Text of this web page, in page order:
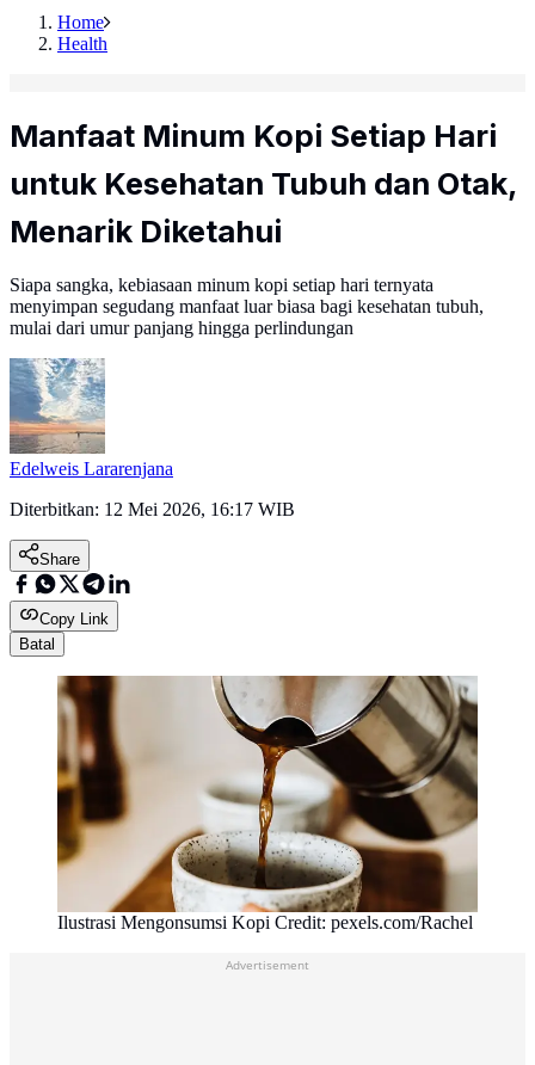
Home
Health
Manfaat Minum Kopi Setiap Hari
untuk Kesehatan Tubuh dan Otak,
Menarik Diketahui
Siapa sangka, kebiasaan minum kopi setiap hari ternyata
menyimpan segudang manfaat luar biasa bagi kesehatan tubuh,
mulai dari umur panjang hingga perlindungan
Edelweis Lararenjana
Diterbitkan: 12 Mei 2026, 16:17 WIB
Share
Copy Link
Batal
Ilustrasi Mengonsumsi Kopi Credit: pexels.com/Rachel